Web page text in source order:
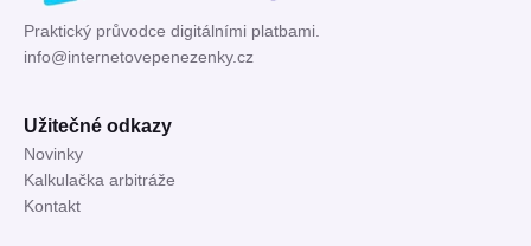
Praktický průvodce digitálními platbami.
info@internetovepenezenky.cz
Užitečné odkazy
Novinky
Kalkulačka arbitráže
Kontakt